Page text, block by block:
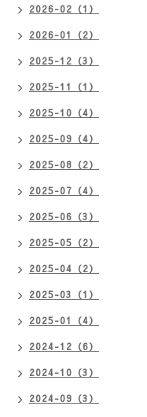
2026-02（1）
2026-01（2）
2025-12（3）
2025-11（1）
2025-10（4）
2025-09（4）
2025-08（2）
2025-07（4）
2025-06（3）
2025-05（2）
2025-04（2）
2025-03（1）
2025-01（4）
2024-12（6）
2024-10（3）
2024-09（3）